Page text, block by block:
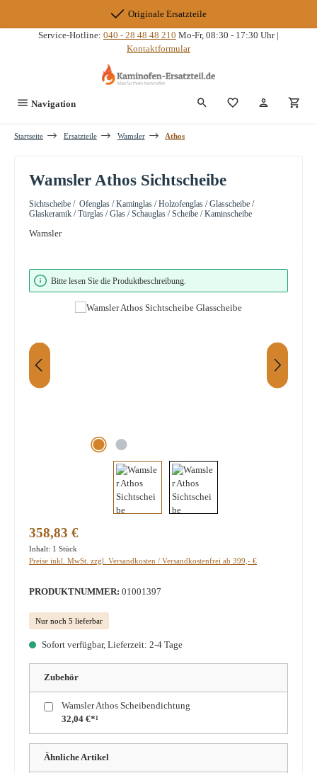
Originale Ersatzteile
Service-Hotline: 040 - 28 48 48 210 Mo-Fr, 08:30 - 17:30 Uhr |
Kontaktformular
Navigation Du hast 0
Startseite Ersatzteile Wamsler Athos
Wamsler Athos Sichtscheibe
Sichtscheibe / Ofenglas / Kaminglas / Holzofenglas / Glasscheibe /
Glaskeramik / Türglas / Glas / Schauglas / Scheibe / Kaminscheibe
Wamsler
Bildergalerie überspringen
Bitte lesen Sie die Produktbeschreibung.
Regulärer Preis:
358,83 €
Inhalt: 1 Stück
Preise inkl. MwSt. zzgl. Versandkosten / Versandkostenfrei ab 399,- €
PRODUKTNUMMER: 01001397
Nur noch 5 lieferbar
Sofort verfügbar, Lieferzeit: 2-4 Tage
Zubehör
Wamsler Athos Scheibendichtung
32,04 €*¹
Ähnliche Artikel